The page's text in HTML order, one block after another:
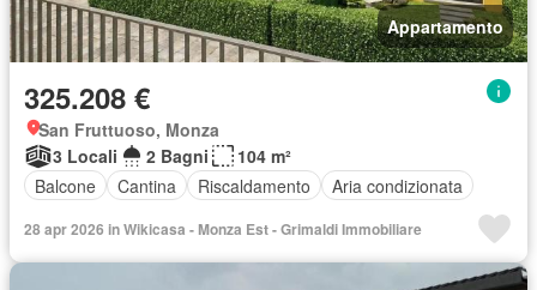
Appartamento
325.208 €
San Fruttuoso, Monza
3 Locali
2 Bagni
104 m²
Balcone
Cantina Riscaldamento Aria condizionata
28 apr 2026 in Wikicasa - Monza Est - Grimaldi Immobiliare